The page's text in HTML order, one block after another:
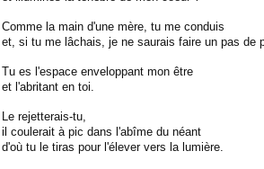
Comme la main d'une mère, tu me conduis
et, si tu me lâchais, je ne saurais faire un pas de
Tu es l'espace enveloppant mon être
et l'abritant en toi.
Le rejetterais-tu,
il coulerait à pic dans l'abîme du néant
d'où tu le tiras pour l'élever vers la lumière.